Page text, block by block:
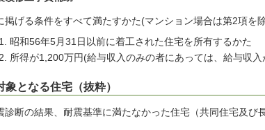
掲げる条件をすべて満たすかた(マンション場合は第2項を
昭和56年5月31日以前に着工された住宅を所有するかた
所得が1,200万円(給与収入のみの者にあっては、給与収
象となる住宅（抜粋）
診断の結果、耐震基準に満たなかった住宅（共同住宅及び